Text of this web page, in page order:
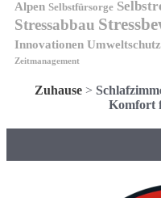
Alpen Selbstfürsorge
Stressabbau
Innovationen Umweltschutz
Zeitmanagement
Zuhause >
Komfort